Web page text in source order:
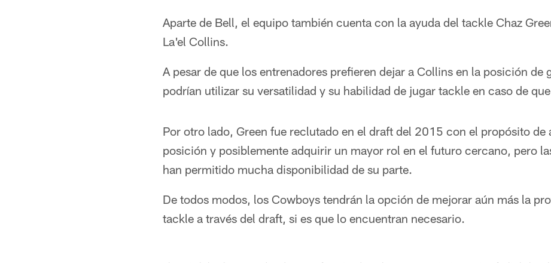
Aparte de Bell, el equipo también cuenta con la ayuda del tackle Chaz
La'el Collins.
A pesar de que los entrenadores prefieren dejar a Collins en la posición de
podrían utilizar su versatilidad y su habilidad de jugar tackle en caso de
Por otro lado, Green fue reclutado en el draft del 2015 con el propósito de
posición y posiblemente adquirir un mayor rol en el futuro cercano, pero
han permitido mucha disponibilidad de su parte.
De todos modos, los Cowboys tendrán la opción de mejorar aún más la
tackle a través del draft, si es que lo encuentran necesario.